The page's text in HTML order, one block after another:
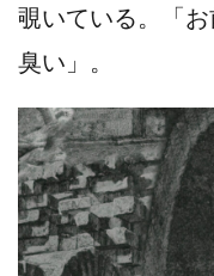
覗いている。「
臭い」。